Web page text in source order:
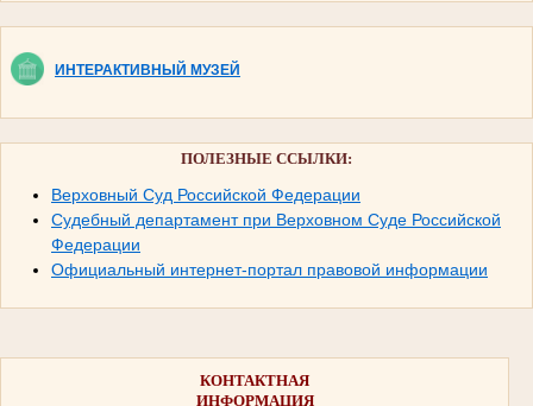
ИНТЕРАКТИВНЫЙ МУЗЕЙ
ПОЛЕЗНЫЕ ССЫЛКИ:
Верховный Суд Российской Федерации
Судебный департамент при Верховном Суде Российской
Федерации
Официальный интернет-портал правовой информации
КОНТАКТНАЯ
ИНФОРМАЦИЯ